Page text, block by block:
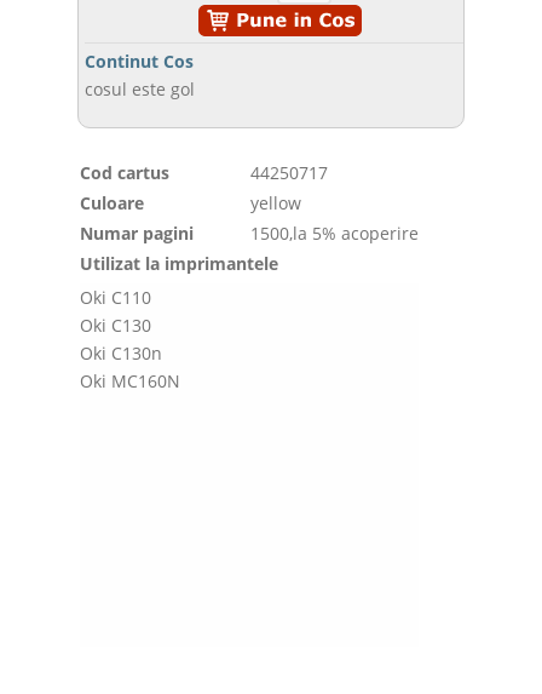
Continut Cos
cosul este gol
Cod cartus
44250717
Culoare
yellow
Numar pagini
1500,la 5% acoperire
Utilizat la imprimantele
Oki C110
Oki C130
Oki C130n
Oki MC160N